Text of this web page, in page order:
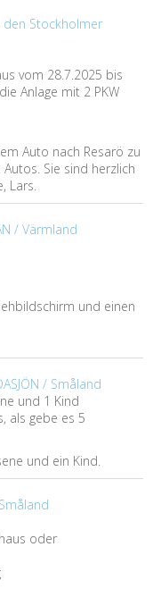
den Stockholmer
vom 28.7.2025 bis
Anlage mit 2 PKW
Auto nach Resarö zu
Sie sind herzlich
Lars.
/ Värmland
und einen
/ Småland
und 1 Kind
als gebe es 5
und ein Kind.
oder